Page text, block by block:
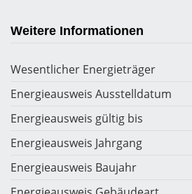
Weitere Informationen
Wesentlicher Energieträger
Energieausweis Ausstelldatum
Energieausweis gültig bis
Energieausweis Jahrgang
Energieausweis Baujahr